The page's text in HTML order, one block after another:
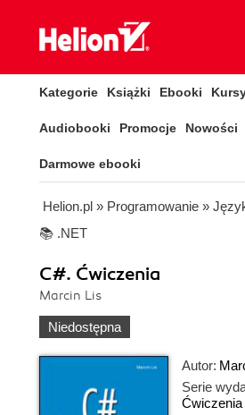
Kategorie Książki Ebooki
Audiobooki Promocje Nowości
Darmowe ebooki
Helion.pl » Programowanie »
📚 .NET
C#. Ćwiczenia
Marcin Lis
Niedostępna
Autor:
Serie